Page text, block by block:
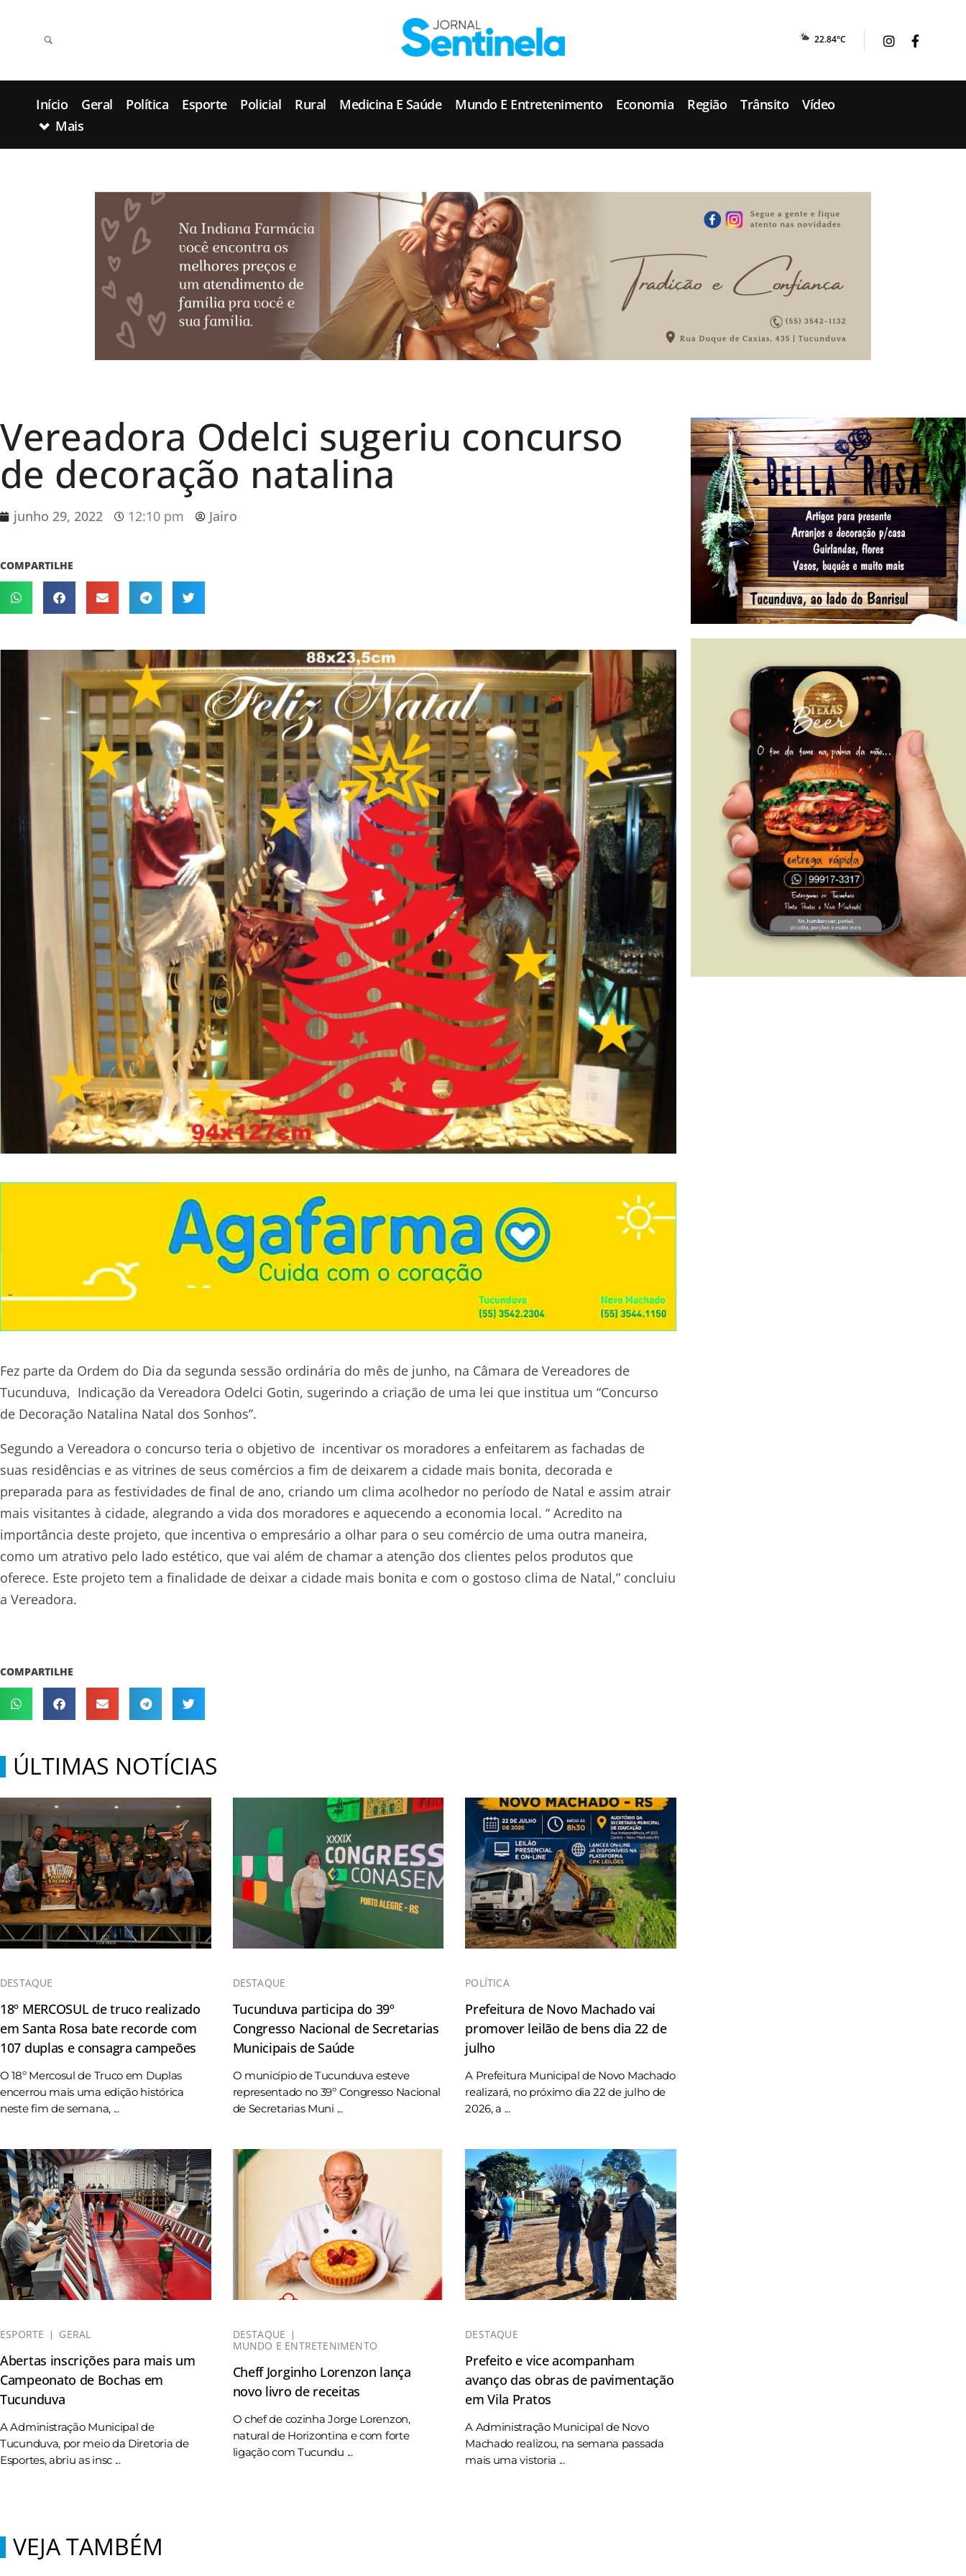
22.84°C
Início Geral Política Esporte Policial Rural Medicina E Saúde Mundo E Entretenimento Economia Região Trânsito
Vídeo
Mais
Vereadora Odelci sugeriu concurso
de decoração natalina
junho 29, 2022 12:10 pm Jairo
COMPARTILHE
Fez parte da Ordem do Dia da segunda sessão ordinária do mês de junho, na Câmara de Vereadores de
Tucunduva, Indicação da Vereadora Odelci Gotin, sugerindo a criação de uma lei que institua um “Concurso
de Decoração Natalina Natal dos Sonhos”.
Segundo a Vereadora o concurso teria o objetivo de incentivar os moradores a enfeitarem as fachadas de
suas residências e as vitrines de seus comércios a fim de deixarem a cidade mais bonita, decorada e
preparada para as festividades de final de ano, criando um clima acolhedor no período de Natal e assim atrair
mais visitantes à cidade, alegrando a vida dos moradores e aquecendo a economia local. “ Acredito na
importância deste projeto, que incentiva o empresário a olhar para o seu comércio de uma outra maneira,
como um atrativo pelo lado estético, que vai além de chamar a atenção dos clientes pelos produtos que
oferece. Este projeto tem a finalidade de deixar a cidade mais bonita e com o gostoso clima de Natal,” concluiu
a Vereadora.
COMPARTILHE
ÚLTIMAS NOTÍCIAS
DESTAQUE
18º MERCOSUL de truco realizado
em Santa Rosa bate recorde com
107 duplas e consagra campeões
O 18º Mercosul de Truco em Duplas
encerrou mais uma edição histórica
neste fim de semana, ...
DESTAQUE
Tucunduva participa do 39º
Congresso Nacional de Secretarias
Municipais de Saúde
O município de Tucunduva esteve
representado no 39º Congresso Nacional
de Secretarias Muni ...
POLÍTICA
Prefeitura de Novo Machado vai
promover leilão de bens dia 22 de
julho
A Prefeitura Municipal de Novo Machado
realizará, no próximo dia 22 de julho de
2026, a ...
ESPORTE GERAL
Abertas inscrições para mais um
Campeonato de Bochas em
Tucunduva
A Administração Municipal de
Tucunduva, por meio da Diretoria de
Esportes, abriu as insc ...
DESTAQUE
MUNDO E ENTRETENIMENTO
Cheff Jorginho Lorenzon lança
novo livro de receitas
O chef de cozinha Jorge Lorenzon,
natural de Horizontina e com forte
ligação com Tucundu ...
DESTAQUE
Prefeito e vice acompanham
avanço das obras de pavimentação
em Vila Pratos
A Administração Municipal de Novo
Machado realizou, na semana passada
mais uma vistoria ...
VEJA TAMBÉM